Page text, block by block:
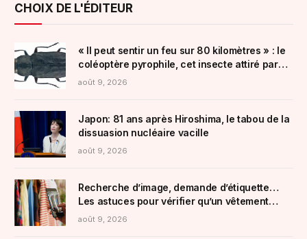
CHOIX DE L'ÉDITEUR
« Il peut sentir un feu sur 80 kilomètres » : le
coléoptère pyrophile, cet insecte attiré par
les incendies qui pourrait aider les forêts
août 9, 2026
Japon: 81 ans après Hiroshima, le tabou de la
dissuasion nucléaire vacille
août 9, 2026
Recherche d’image, demande d’étiquette…
Les astuces pour vérifier qu’un vêtement
vendu sur Vinted n’est pas un article de fast
août 9, 2026